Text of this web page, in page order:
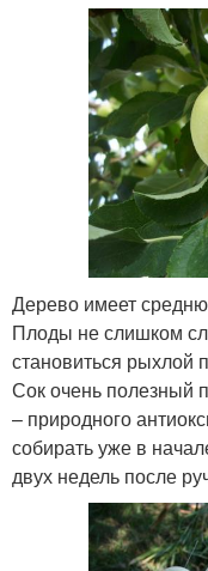
Дерево имеет
Плоды не слишком
становиться рыхлой
Сок очень полезный
– природного
собирать уже в
двух недель после